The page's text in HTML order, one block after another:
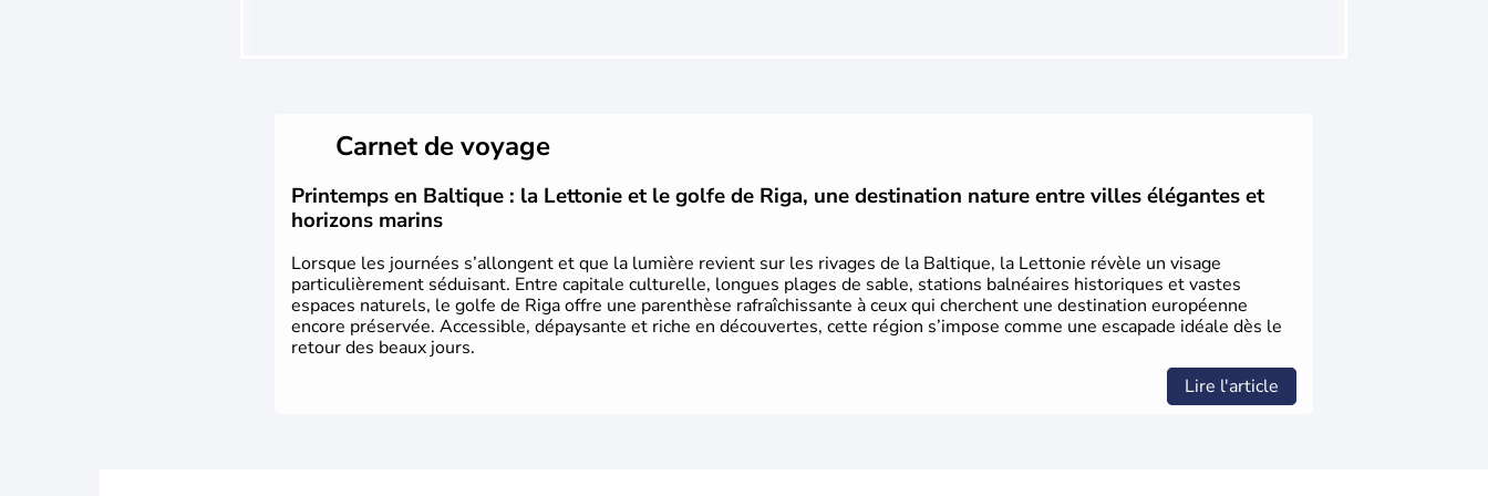
Carnet de voyage
Printemps en Baltique : la Lettonie et le golfe de Riga, une destination nature entre villes élégantes et
horizons marins
Lorsque les journées s’allongent et que la lumière revient sur les rivages de la Baltique, la Lettonie révèle un visage
particulièrement séduisant. Entre capitale culturelle, longues plages de sable, stations balnéaires historiques et vastes
espaces naturels, le golfe de Riga offre une parenthèse rafraîchissante à ceux qui cherchent une destination européenne
encore préservée. Accessible, dépaysante et riche en découvertes, cette région s’impose comme une escapade idéale dès le
retour des beaux jours.
Lire l'article